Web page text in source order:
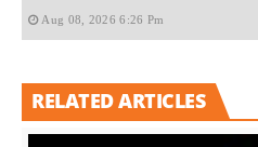
Aug 08, 2026 6:26 Pm
RELATED ARTICLES